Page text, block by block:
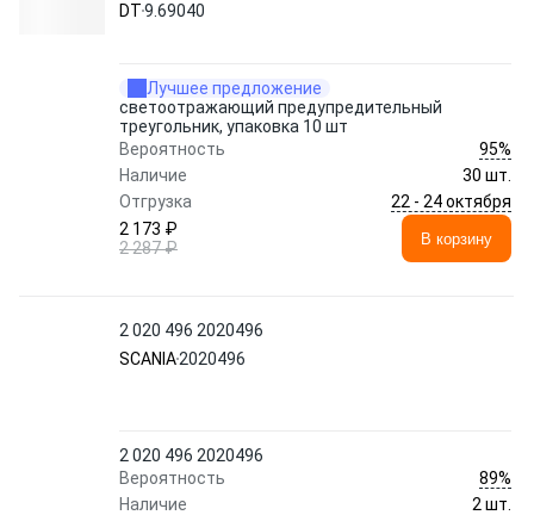
DT9.69040
Лучшее предложение
светоотражающий предупредительный
треугольник, упаковка 10 шт
Вероятность
95%
Наличие
30 шт.
Отгрузка
22 - 24 октября
2 173 ₽
2 287 ₽
В корзину
2 020 496 2020496
SCANIA2020496
2 020 496 2020496
Вероятность
89%
Наличие
2 шт.